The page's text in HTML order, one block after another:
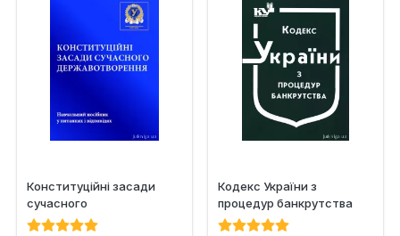
Конституційні засади
сучасного
державотворення:
Кодекс України з
процедур банкрутства